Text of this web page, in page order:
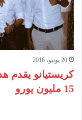
20 يونيو، 2016
كريستيانو يقدم
15 مليون يورو